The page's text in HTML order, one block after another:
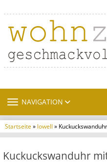
TOGGLE NAVIGATION
NAVIGATION
Startseite» lowell »
Kuckuckswanduhr